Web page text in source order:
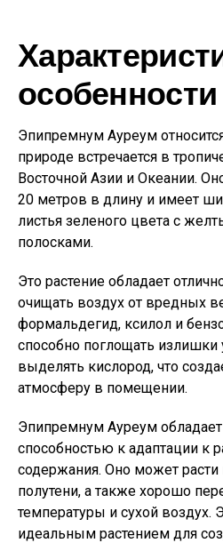
Эпипремнум Ауреум
природе встречается в
Восточной Азии и Океании.
20 метров в длину и имеет
листья зеленого цвета с
полосками.
Это растение обладает
очищать воздух от вредных
формальдегид, ксилол и
способно поглощать излишки
выделять кислород, что
атмосферу в помещении.
Эпипремнум Ауреум обладает
способностью к адаптации к
содержания. Оно может расти
полутени, а также хорошо
температуры и сухой воздух.
идеальным растением для